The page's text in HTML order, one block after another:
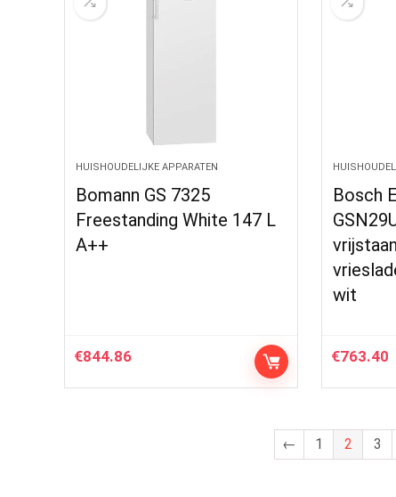
HUISHOUDELIJKE APPARATEN
Bomann GS 7325
Freestanding White 147 L
A++
€844.86
Bosch
wit
€763.40
← 1 2 3